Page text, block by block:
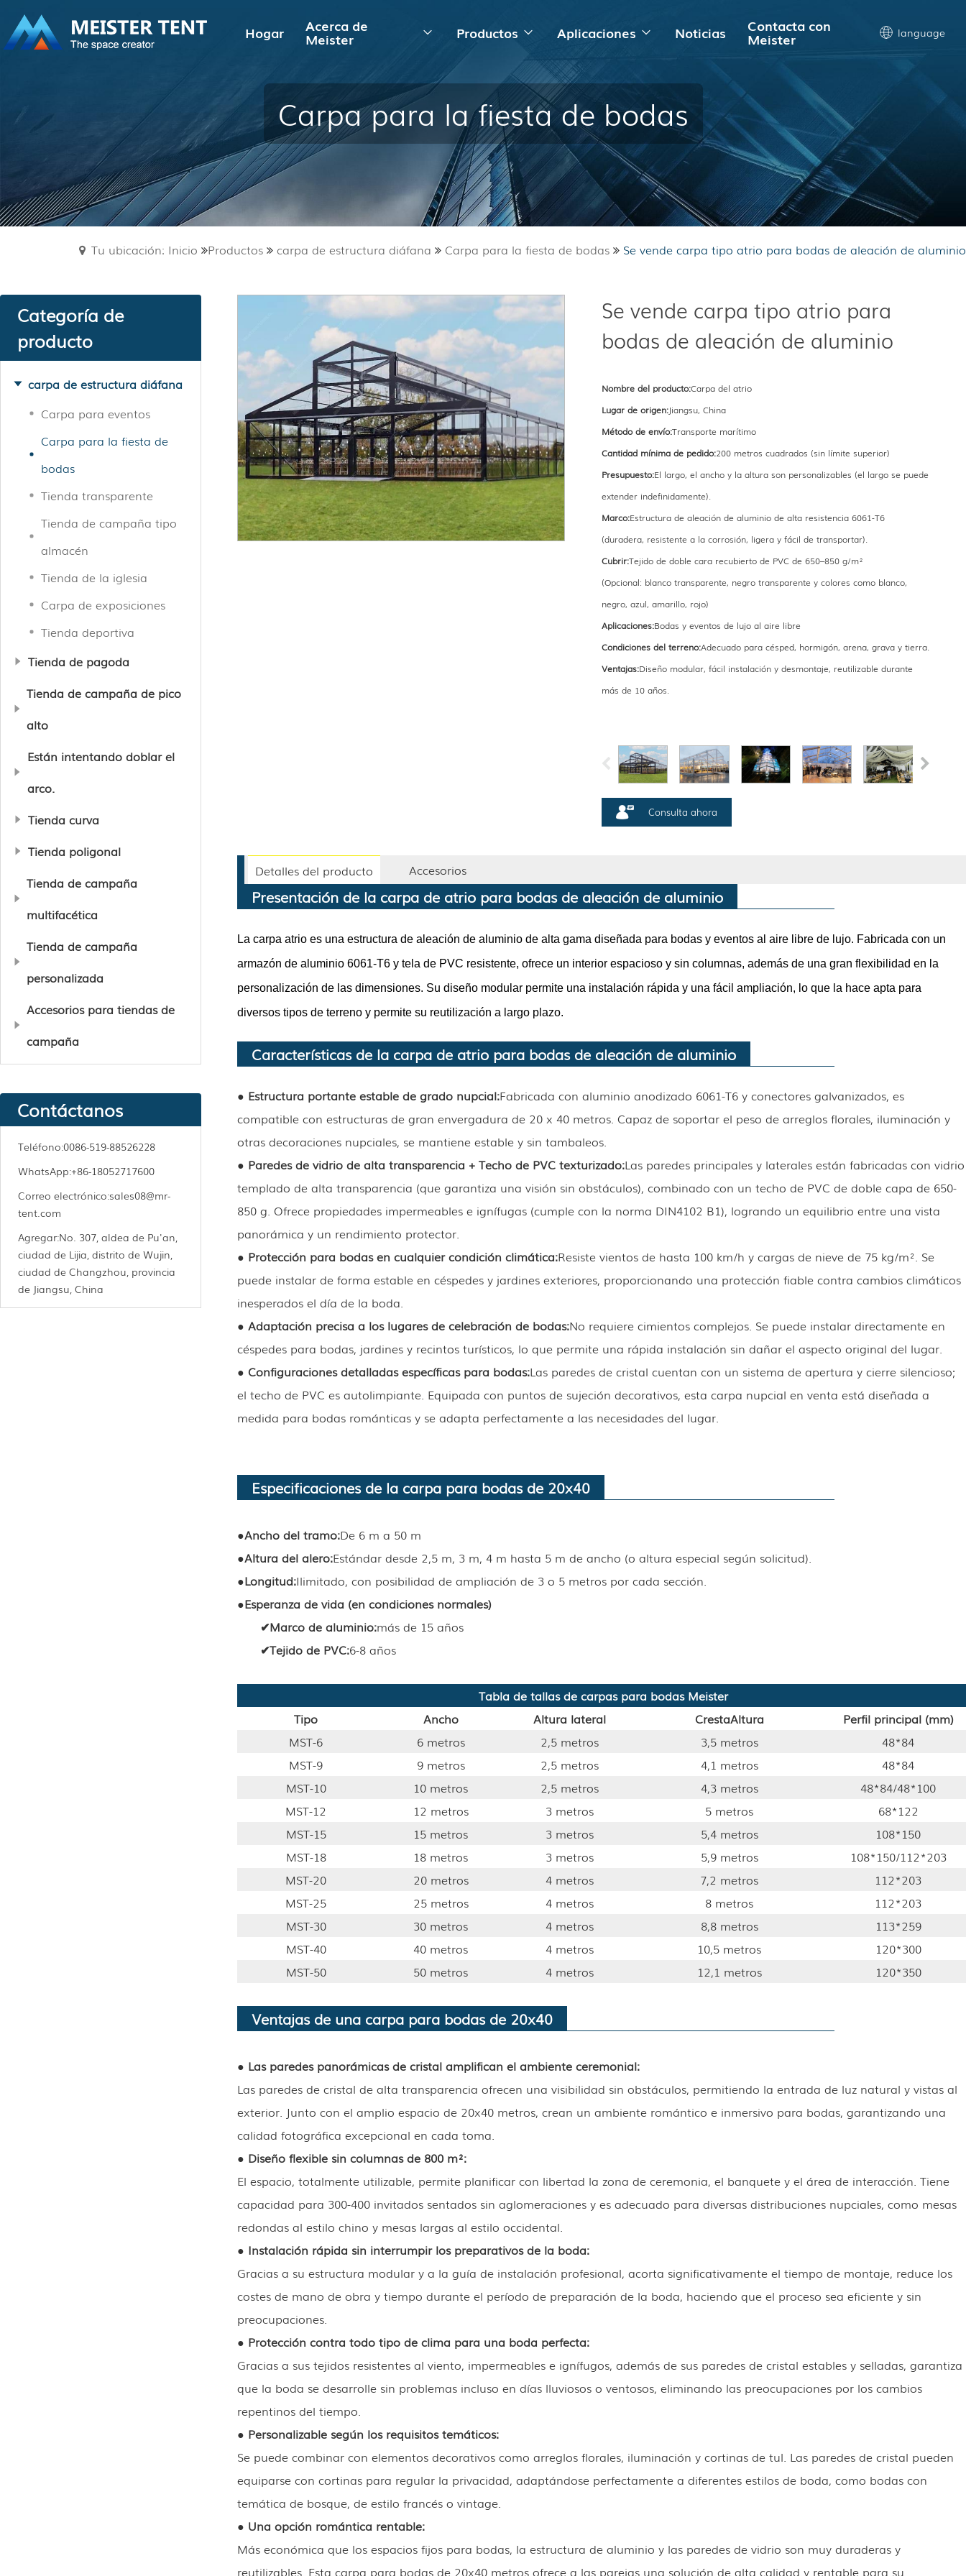
Hogar Acerca de
Meister Productos Aplicaciones Noticias Contacta con
Meister language
Carpa para la fiesta de bodas
Tu ubicación: Inicio Productos carpa de estructura diáfana Carpa para la fiesta de bodas Se vende carpa tipo atrio para bodas de aleación de aluminio
Categoría de
producto
carpa de estructura diáfana
Carpa para eventos
Carpa para la fiesta de
bodas
Tienda transparente
Tienda de campaña tipo
almacén
Tienda de la iglesia
Carpa de exposiciones
Tienda deportiva
Tienda de pagoda
Tienda de campaña de pico
alto
Están intentando doblar el
arco.
Tienda curva
Tienda poligonal
Tienda de campaña
multifacética
Tienda de campaña
personalizada
Accesorios para tiendas de
campaña
Contáctanos
Teléfono:0086-519-88526228
WhatsApp:+86-18052717600
Correo electrónico:sales08@mr-
tent.com
Agregar:No. 307, aldea de Pu'an,
ciudad de Lijia, distrito de Wujin,
ciudad de Changzhou, provincia
de Jiangsu, China
Se vende carpa tipo atrio para
bodas de aleación de aluminio
Nombre del producto:Carpa del atrio
Lugar de origen:Jiangsu, China
Método de envío:Transporte marítimo
Cantidad mínima de pedido:200 metros cuadrados (sin límite superior)
Presupuesto:El largo, el ancho y la altura son personalizables (el largo se puede
extender indefinidamente).
Marco:Estructura de aleación de aluminio de alta resistencia 6061-T6
(duradera, resistente a la corrosión, ligera y fácil de transportar).
Cubrir:Tejido de doble cara recubierto de PVC de 650–850 g/m²
(Opcional: blanco transparente, negro transparente y colores como blanco,
negro, azul, amarillo, rojo)
Aplicaciones:Bodas y eventos de lujo al aire libre
Condiciones del terreno:Adecuado para césped, hormigón, arena, grava y tierra.
Ventajas:Diseño modular, fácil instalación y desmontaje, reutilizable durante
más de 10 años.
Consulta ahora
Detalles del producto Accesorios
Presentación de la carpa de atrio para bodas de aleación de aluminio
La carpa atrio es una estructura de aleación de aluminio de alta gama diseñada para bodas y eventos al aire libre de lujo. Fabricada con un
armazón de aluminio 6061-T6 y tela de PVC resistente, ofrece un interior espacioso y sin columnas, además de una gran flexibilidad en la
personalización de las dimensiones. Su diseño modular permite una instalación rápida y una fácil ampliación, lo que la hace apta para
diversos tipos de terreno y permite su reutilización a largo plazo.
Características de la carpa de atrio para bodas de aleación de aluminio
● Estructura portante estable de grado nupcial:Fabricada con aluminio anodizado 6061-T6 y conectores galvanizados, es
compatible con estructuras de gran envergadura de 20 x 40 metros. Capaz de soportar el peso de arreglos florales, iluminación y
otras decoraciones nupciales, se mantiene estable y sin tambaleos.
● Paredes de vidrio de alta transparencia + Techo de PVC texturizado:Las paredes principales y laterales están fabricadas con vidrio
templado de alta transparencia (que garantiza una visión sin obstáculos), combinado con un techo de PVC de doble capa de 650-
850 g. Ofrece propiedades impermeables e ignífugas (cumple con la norma DIN4102 B1), logrando un equilibrio entre una vista
panorámica y un rendimiento protector.
● Protección para bodas en cualquier condición climática:Resiste vientos de hasta 100 km/h y cargas de nieve de 75 kg/m². Se
puede instalar de forma estable en céspedes y jardines exteriores, proporcionando una protección fiable contra cambios climáticos
inesperados el día de la boda.
● Adaptación precisa a los lugares de celebración de bodas:No requiere cimientos complejos. Se puede instalar directamente en
céspedes para bodas, jardines y recintos turísticos, lo que permite una rápida instalación sin dañar el aspecto original del lugar.
● Configuraciones detalladas específicas para bodas:Las paredes de cristal cuentan con un sistema de apertura y cierre silencioso;
el techo de PVC es autolimpiante. Equipada con puntos de sujeción decorativos, esta carpa nupcial en venta está diseñada a
medida para bodas románticas y se adapta perfectamente a las necesidades del lugar.
Especificaciones de la carpa para bodas de 20x40
●Ancho del tramo:De 6 m a 50 m
●Altura del alero:Estándar desde 2,5 m, 3 m, 4 m hasta 5 m de ancho (o altura especial según solicitud).
●Longitud:Ilimitado, con posibilidad de ampliación de 3 o 5 metros por cada sección.
●Esperanza de vida (en condiciones normales)
✔Marco de aluminio:más de 15 años
✔Tejido de PVC:6-8 años
Tabla de tallas de carpas para bodas Meister
Tipo
Ancho Altura lateral CrestaAltura
Perfil principal (mm)
MST-6
6 metros 2,5 metros 3,5 metros
48*84
MST-9
9 metros 2,5 metros 4,1 metros
48*84
MST-10
10 metros 2,5 metros 4,3 metros
48*84/48*100
MST-12
12 metros 3 metros 5 metros
68*122
MST-15
15 metros 3 metros 5,4 metros
108*150
MST-18
18 metros 3 metros 5,9 metros
108*150/112*203
MST-20
20 metros 4 metros 7,2 metros
112*203
MST-25
25 metros 4 metros 8 metros
112*203
MST-30
30 metros 4 metros 8,8 metros
113*259
MST-40
40 metros 4 metros 10,5 metros
120*300
MST-50
50 metros 4 metros 12,1 metros 120*350
Ventajas de una carpa para bodas de 20x40
● Las paredes panorámicas de cristal amplifican el ambiente ceremonial:
Las paredes de cristal de alta transparencia ofrecen una visibilidad sin obstáculos, permitiendo la entrada de luz natural y vistas al
exterior. Junto con el amplio espacio de 20x40 metros, crean un ambiente romántico e inmersivo para bodas, garantizando una
calidad fotográfica excepcional en cada toma.
● Diseño flexible sin columnas de 800 m²:
El espacio, totalmente utilizable, permite planificar con libertad la zona de ceremonia, el banquete y el área de interacción. Tiene
capacidad para 300-400 invitados sentados sin aglomeraciones y es adecuado para diversas distribuciones nupciales, como mesas
redondas al estilo chino y mesas largas al estilo occidental.
● Instalación rápida sin interrumpir los preparativos de la boda:
Gracias a su estructura modular y a la guía de instalación profesional, acorta significativamente el tiempo de montaje, reduce los
costes de mano de obra y tiempo durante el período de preparación de la boda, haciendo que el proceso sea eficiente y sin
preocupaciones.
● Protección contra todo tipo de clima para una boda perfecta:
Gracias a sus tejidos resistentes al viento, impermeables e ignífugos, además de sus paredes de cristal estables y selladas, garantiza
que la boda se desarrolle sin problemas incluso en días lluviosos o ventosos, eliminando las preocupaciones por los cambios
repentinos del tiempo.
● Personalizable según los requisitos temáticos:
Se puede combinar con elementos decorativos como arreglos florales, iluminación y cortinas de tul. Las paredes de cristal pueden
equiparse con cortinas para regular la privacidad, adaptándose perfectamente a diferentes estilos de boda, como bodas con
temática de bosque, de estilo francés o vintage.
● Una opción romántica rentable:
Más económica que los espacios fijos para bodas, la estructura de aluminio y las paredes de vidrio son muy duraderas y
reutilizables. Esta carpa para bodas de 20x40 metros ofrece a las parejas una solución de alta calidad y rentable para su